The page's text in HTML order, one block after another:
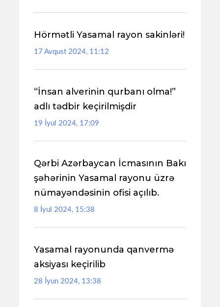
Hörmətli Yasamal rayon sakinləri!
17 Avqust 2024, 11:12
“İnsan alverinin qurbanı olma!”
adlı tədbir keçirilmişdir
19 İyul 2024, 17:09
Qərbi Azərbaycan İcmasının Bakı
şəhərinin Yasamal rayonu üzrə
nümayəndəsinin ofisi açılıb.
8 İyul 2024, 15:38
Yasamal rayonunda qanvermə
aksiyası keçirilib
28 İyun 2024, 13:38